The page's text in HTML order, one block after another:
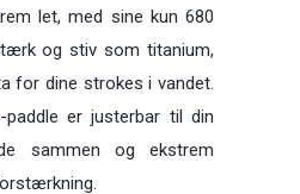
let, med sine kun 680
og stiv som titanium,
for dine strokes i vandet.
paddle er justerbar til din
sammen og ekstrem